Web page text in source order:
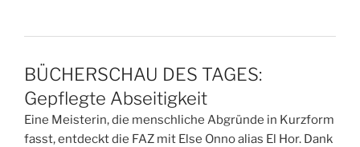
BÜCHERSCHAU DES TAGES:
Gepflegte Abseitigkeit
Eine Meisterin, die menschliche Abgründe in Kurzform
fasst, entdeckt die FAZ mit Else Onno alias El Hor. Dank